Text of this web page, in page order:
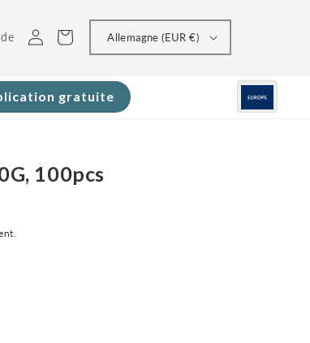
Connectez-
vous
Panier Allemagne (EUR €)
gratuite
100pcs